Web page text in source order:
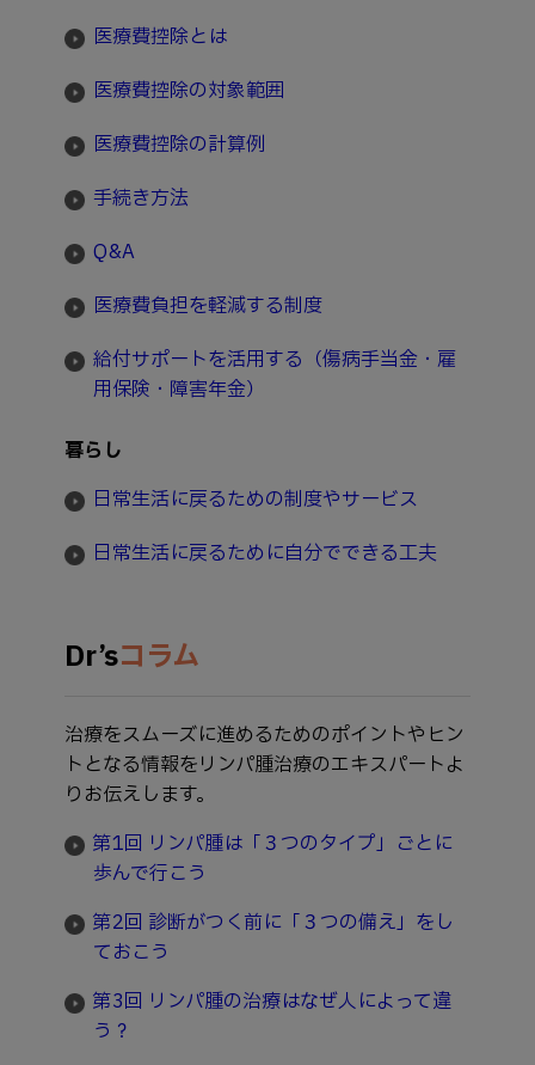
医療費控除とは
医療費控除の対象範囲
医療費控除の計算例
手続き方法
Q&A
医療費負担を軽減する制度
給付サポートを活用する（傷病手当金・雇
用保険・障害年金）
暮らし
日常生活に戻るための制度やサービス
日常生活に戻るために自分でできる工夫
Dr’sコラム
治療をスムーズに進めるためのポイントやヒン
トとなる情報をリンパ腫治療のエキスパートよ
りお伝えします。
第1回 リンパ腫は「３つのタイプ」ごとに
歩んで行こう
第2回 診断がつく前に「３つの備え」をし
ておこう
第3回 リンパ腫の治療はなぜ人によって違
う？